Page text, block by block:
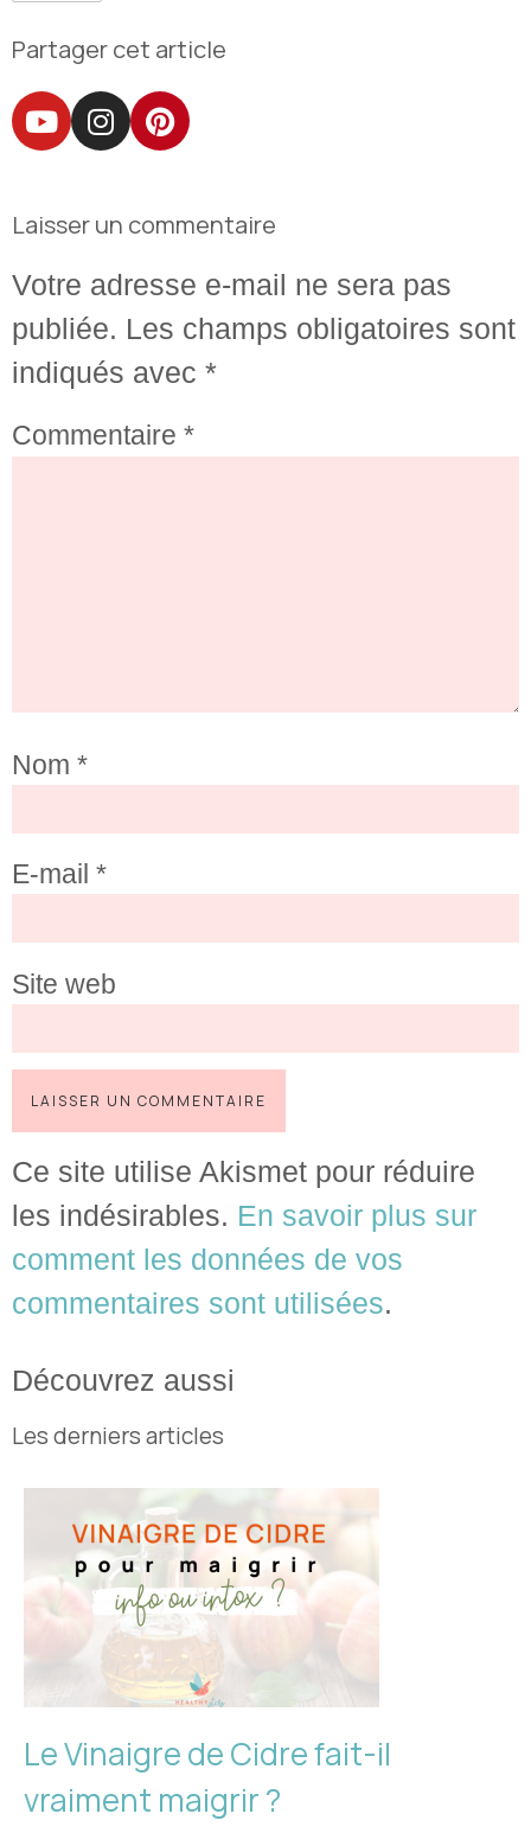
Partager cet article
Laisser un commentaire
Votre adresse e-mail ne sera pas
publiée. Les champs obligatoires sont
indiqués avec *
Commentaire *
Nom *
E-mail *
Site web
Ce site utilise Akismet pour réduire
les indésirables. En savoir plus sur
comment les données de vos
commentaires sont utilisées.
Découvrez aussi
Les derniers articles
Le Vinaigre de Cidre fait-il
vraiment maigrir ?